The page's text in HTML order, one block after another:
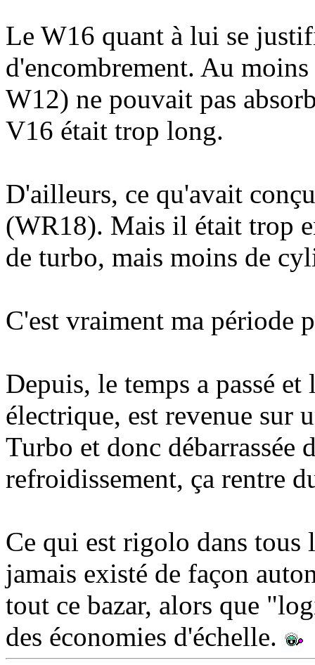
Le W16 quant à lui se
d'encombrement. Au
W12) ne pouvait pas
V16 était trop long.
D'ailleurs, ce qu'avait
(WR18). Mais il était trop
de turbo, mais moins de
C'est vraiment ma période
Depuis, le temps a passé
électrique, est revenue sur
Turbo et donc débarrassée
refroidissement, ça rentre
Ce qui est rigolo dans tous
jamais existé de façon
tout ce bazar, alors que
des économies d'échelle.